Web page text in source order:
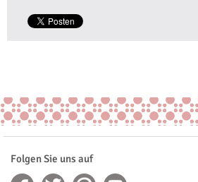
Folgen Sie uns auf